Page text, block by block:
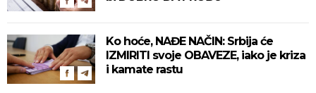
Ko hoće, NAĐE NAČIN: Srbija će
IZMIRITI svoje OBAVEZE, iako je kriza
i kamate rastu